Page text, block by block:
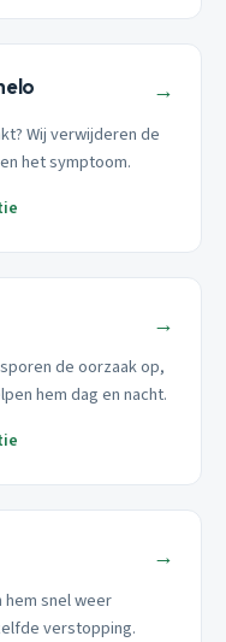
→
Wij verwijderen de
het symptoom.
→
de oorzaak op,
hem dag en nacht.
→
hem snel weer
verstopping.